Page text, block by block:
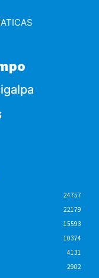
24757
22179
15593
10374
4131
2902